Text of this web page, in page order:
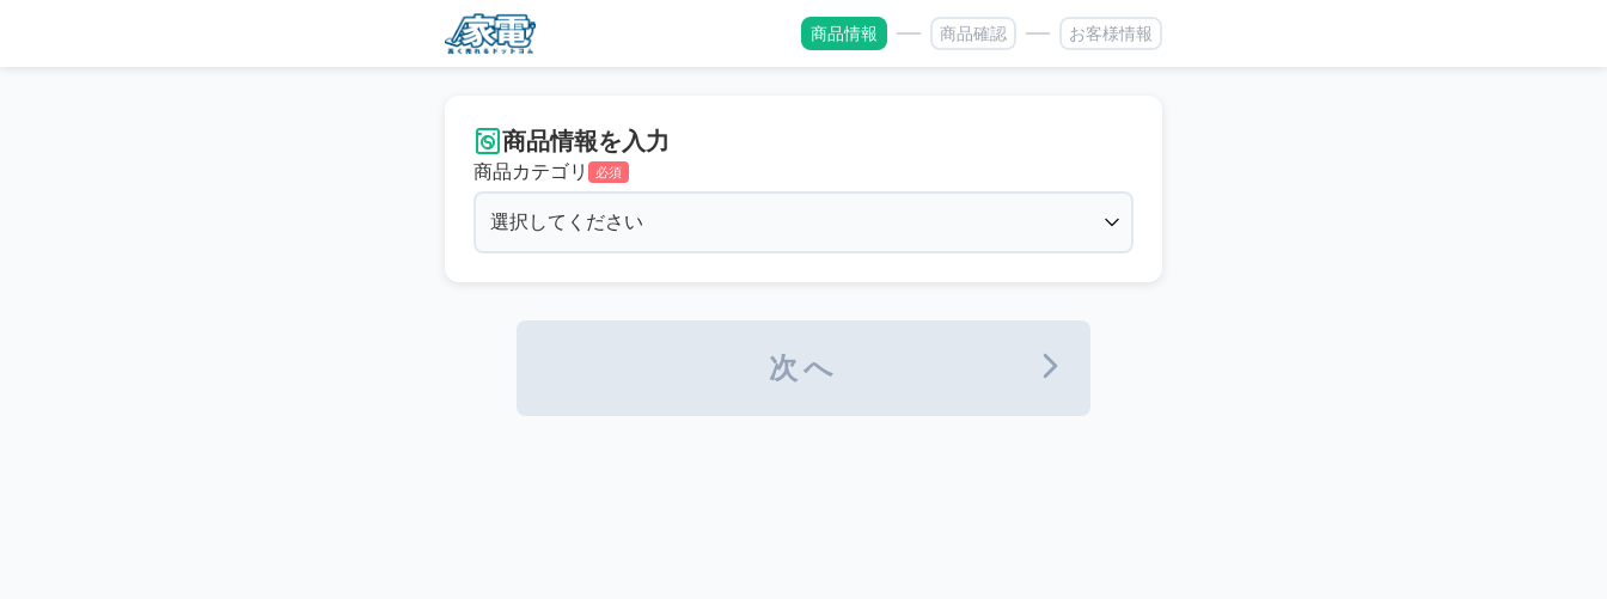
商品情報 商品確認 お客様情報
商品情報を入力
商品カテゴリ 必須
次へ